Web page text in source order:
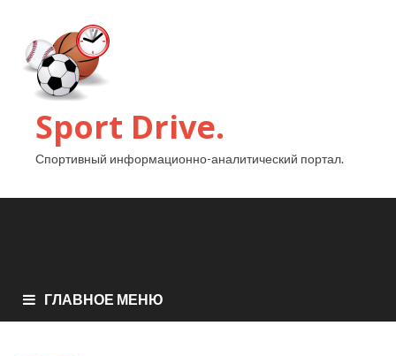
Sport Drive.
Спортивный информационно-аналитический портал.
ГЛАВНОЕ МЕНЮ